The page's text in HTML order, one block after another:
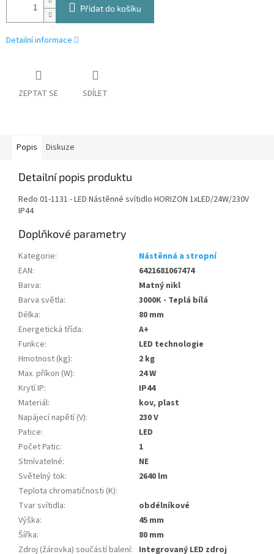
Přidat do košíku
Detailní informace
ZEPTAT SE SDÍLET
Popis Diskuze
Detailní popis produktu
Redo 01-1131 - LED Nástěnné svítidlo HORIZON 1xLED/24W/230V
IP44
Doplňkové parametry
Kategorie:
Nástěnná a stropní
EAN:
6421681067474
Barva:
Matný nikl
Barva světla:
3000K - Teplá bílá
Délka:
80 mm
Energetická třída:
A+
Funkce:
LED technologie
Hmotnost (kg):
2 kg
Max. příkon (W):
24 W
Krytí IP:
IP44
Materiál:
kov, plast
Napájecí napětí (V):
230 V
Patice:
LED
Počet Patic:
1
Stmívatelné:
NE
Světelný tok:
2640 lm
Teplota chromatičnosti (K):
Tvar svítidla:
obdélníkové
Výška:
45 mm
Šířka:
80 mm
Zdroj (žárovka) součástí balení: Integrovaný LED zdroj